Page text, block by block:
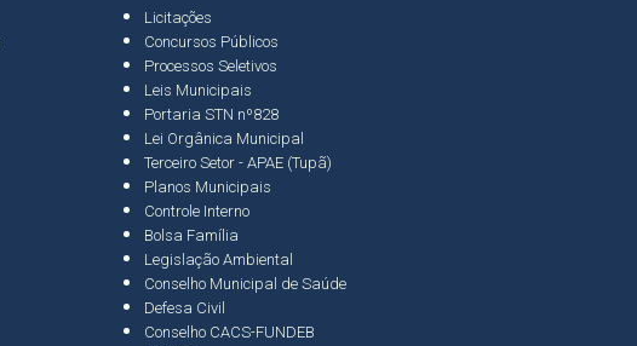
Licitações
Concursos Públicos
Processos Seletivos
Leis Municipais
Portaria STN nº828
Lei Orgânica Municipal
Terceiro Setor - APAE (Tupã)
Planos Municipais
Controle Interno
Bolsa Família
Legislação Ambiental
Conselho Municipal de Saúde
Defesa Civil
Conselho CACS-FUNDEB